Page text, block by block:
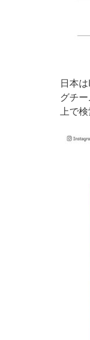
日本
グチ
上で検